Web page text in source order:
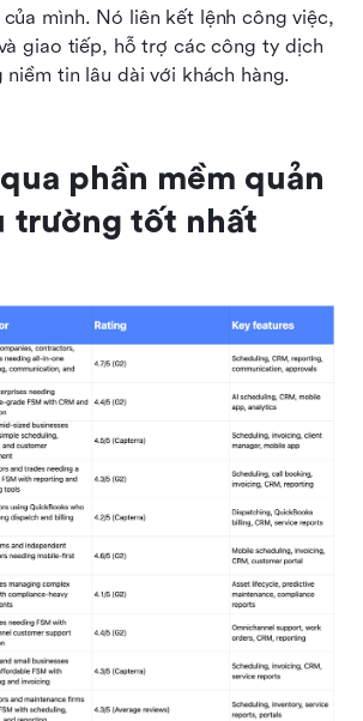
của mình. Nó liên kết lệnh công việc,
giao tiếp, hỗ trợ các công ty dịch
niềm tin lâu dài với khách hàng.
phần mềm quản
trường tốt nhất